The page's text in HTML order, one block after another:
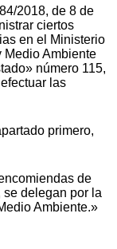
2018, de 8 de
ciertos
en el Ministerio
Medio Ambiente
número 115,
las
primero,
de
delegan por la
Ambiente.»